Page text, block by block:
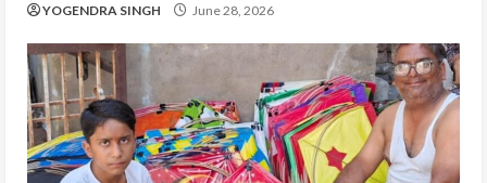
YOGENDRA SINGH June 28, 2026